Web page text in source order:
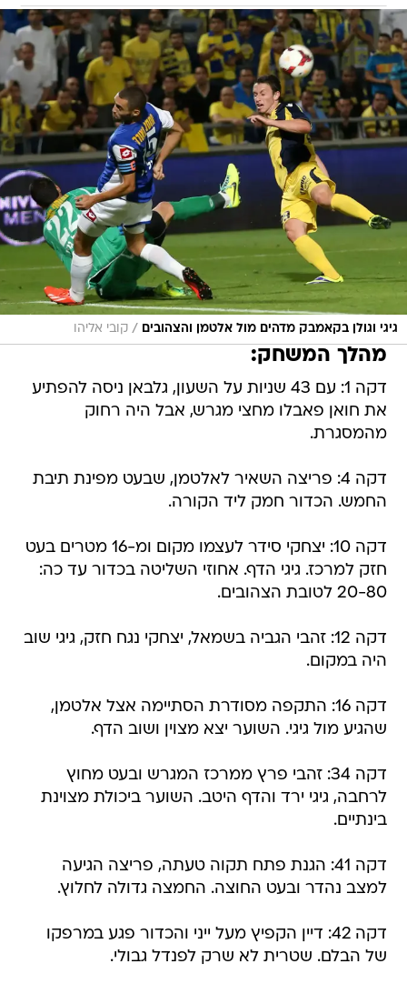
גיגי וגולן בקאמבק מדהים מול אלטמן והצהובים / קובי אליהו
מהלך המשחק:
דקה 1: עם 43 שניות על השעון, גלבאן ניסה להפתיע
את חואן פאבלו מחצי מגרש, אבל היה רחוק
מהמסגרת.
דקה 4: פריצה השאיר לאלטמן, שבעט מפינת תיבת
החמש. הכדור חמק ליד הקורה.
דקה 10: יצחקי סידר לעצמו מקום ומ-16 מטרים בעט
חזק למרכז. גיגי הדף. אחוזי השליטה בכדור עד כה:
20-80 לטובת הצהובים.
דקה 12: זהבי הגביה בשמאל, יצחקי נגח חזק, גיגי שוב
היה במקום.
דקה 16: התקפה מסודרת הסתיימה אצל אלטמן,
שהגיע מול גיגי. השוער יצא מצוין ושוב הדף.
דקה 34: זהבי פרץ ממרכז המגרש ובעט מחוץ
לרחבה, גיגי ירד והדף היטב. השוער ביכולת מצוינת
בינתיים.
דקה 41: הגנת פתח תקוה טעתה, פריצה הגיעה
למצב נהדר ובעט החוצה. החמצה גדולה לחלוץ.
דקה 42: דיין הקפיץ מעל ייני והכדור פגע במרפקו
של הבלם. שטרית לא שרק לפנדל גבולי.